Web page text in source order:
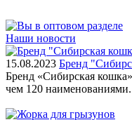
Наши новости
15.08.2023 Бренд
Бренд «Сибирская
чем 120 наименованиями.